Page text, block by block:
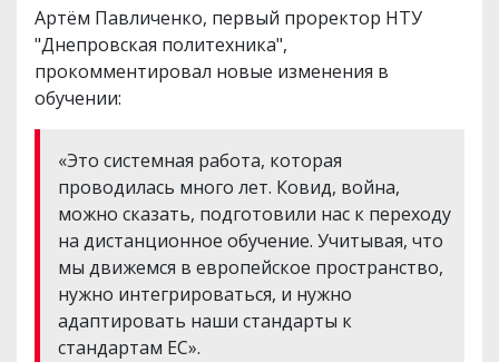
Артём Павличенко, первый проректор НТУ
"Днепровская политехника",
прокомментировал новые изменения в
обучении:
«Это системная работа, которая
проводилась много лет. Ковид, война,
можно сказать, подготовили нас к переходу
на дистанционное обучение. Учитывая, что
мы движемся в европейское пространство,
нужно интегрироваться, и нужно
адаптировать наши стандарты к
стандартам ЕС».